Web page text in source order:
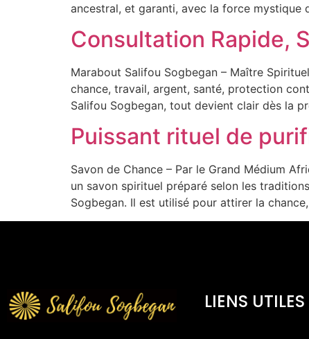
ancestral, et garanti, avec la force mystique
Consultation Rapide,
Marabout Salifou Sogbegan – Maître
chance, travail, argent, santé, protection
Salifou Sogbegan, tout devient clair dès la
Puissant rituel de
Savon de Chance – Par le Grand Médium
un savon spirituel préparé selon les
Sogbegan. Il est utilisé pour attirer la
LIENS UTILES